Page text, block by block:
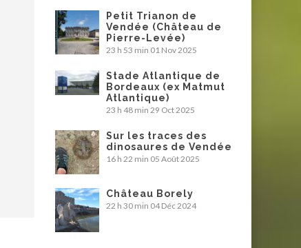
Petit Trianon de
Vendée (Château de
Pierre-Levée)
23 h 53 min 01 Nov 2025
Stade Atlantique de
Bordeaux (ex Matmut
Atlantique)
23 h 48 min 29 Oct 2025
Sur les traces des
dinosaures de Vendée
16 h 22 min 05 Août 2025
Château Borely
22 h 30 min 04 Déc 2024